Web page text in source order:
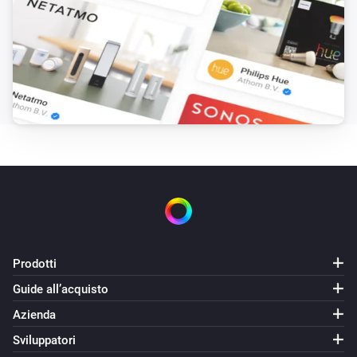
Is master of zone
Soundtouch Device
Is in a zone
Soundtouch Device
Device is in the zone
Disattiva
Soundtouch Device
Attiva o disattiva
Prodotti
Guide all’acquisto
Azienda
Sviluppatori